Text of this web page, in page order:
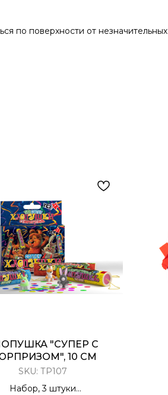
по поверхности от незначительных
"СУПЕР С
10 СМ
SKU: ТР107
Набор, 3 штуки